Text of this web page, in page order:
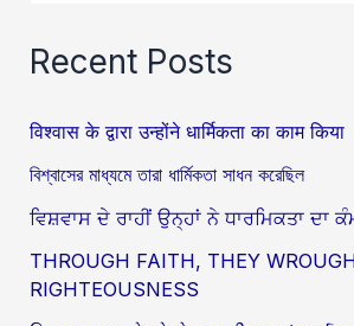
Recent Posts
विश्वास के द्वारा उन्होंने धार्मिकता का काम किया
বিশ্বাসের মাধ্যমে তারা ধার্মিকতা সাধন করেছিল
ਵਿਸ਼ਵਾਸ ਦੇ ਰਾਹੀਂ ਉਨ੍ਹਾਂ ਨੇ ਧਾਰਮਿਕਤਾ ਦਾ
THROUGH FAITH, THEY
RIGHTEOUSNESS